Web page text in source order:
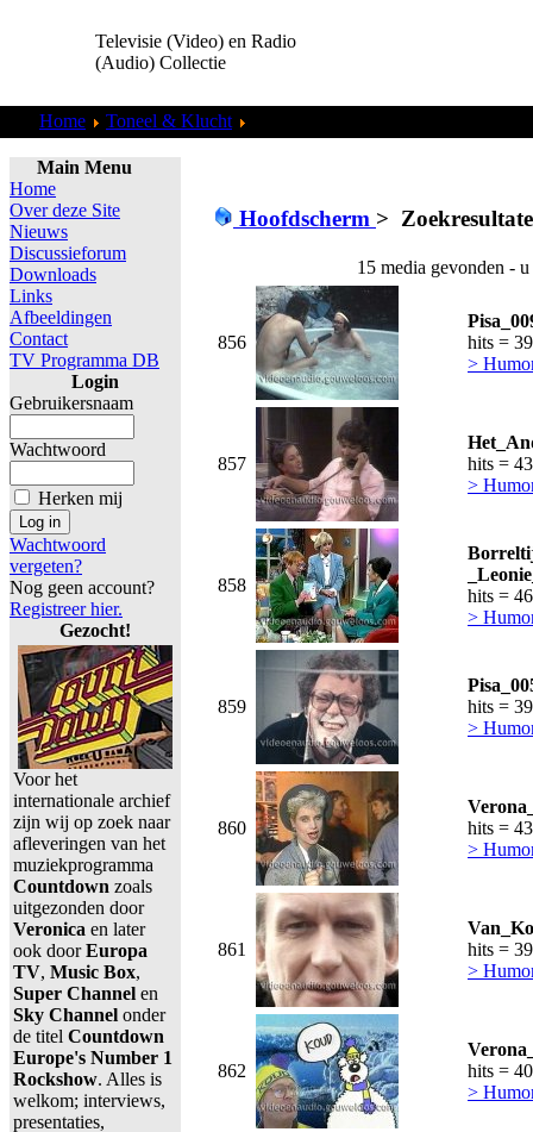
Televisie (Video) en Radio
(Audio) Collectie
Home Toneel & Klucht
Main Menu
Home
Over deze Site
Nieuws
Discussieforum
Downloads
Links
Afbeeldingen
Contact
TV Programma DB
Login
Gebruikersnaam
Wachtwoord
Herken mij
Wachtwoord
vergeten?
Nog geen account?
Registreer hier.
Gezocht!
Voor het
internationale archief
zijn wij op zoek naar
afleveringen van het
muziekprogramma
Countdown zoals
uitgezonden door
Veronica en later
ook doorEuropa
TV, Music Box,
Super Channel en
Sky Channel onder
de titel Countdown
Europe's Number 1
Rockshow. Alles is
welkom; interviews,
presentaties,
Hoofdscherm >
15 media gevonden -
856
hits =
>
857
hits =
>
858
hits =
>
859
hits =
>
860
hits =
>
861
hits =
>
862
hits =
>